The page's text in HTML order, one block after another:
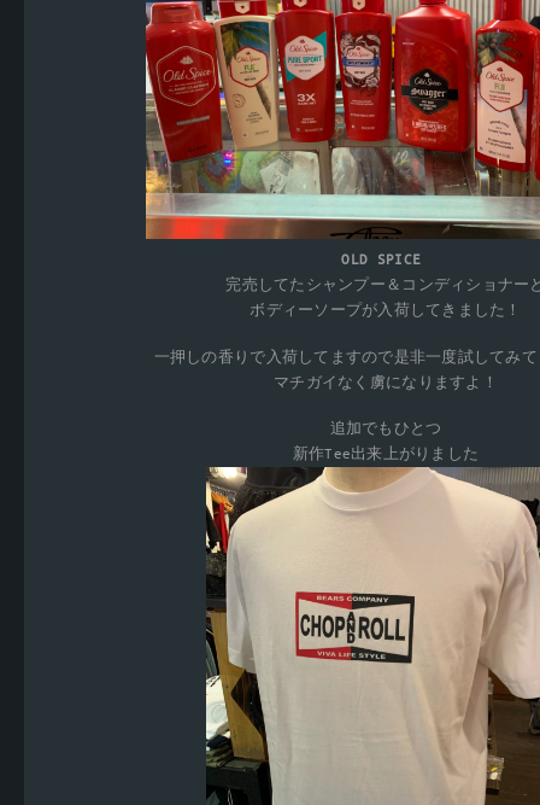
OLD SPICE
完売してたシャンプー＆コンディショナー
ボディーソープが入荷してきました！
一押しの香りで入荷してますので是非一度試してみ
マチガイなく虜になりますよ！
追加でもひとつ
新作Tee出来上がりました